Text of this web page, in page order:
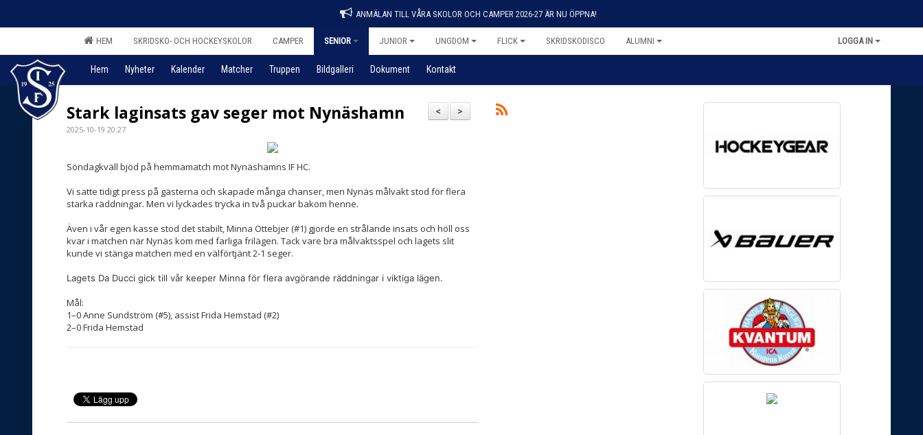
ANMÄLAN TILL VÅRA SKOLOR OCH CAMPER 2026-27 ÄR NU ÖPPNA!
HEM SKRIDSKO- OCH HOCKEYSKOLOR CAMPER SENIOR JUNIOR UNGDOM FLICK SKRIDSKODISCO ALUMNI LOGGA IN
Hem Nyheter Kalender Matcher Truppen Bildgalleri Dokument Kontakt
>
<
Stark laginsats gav seger mot Nynäshamn
2025-10-19 20:27
Söndagkväll bjöd på hemmamatch mot Nynäshamns IF HC.
Vi satte tidigt press på gästerna och skapade många chanser, men Nynäs målvakt stod för flera
starka räddningar. Men vi lyckades trycka in två puckar bakom henne.
Även i vår egen kasse stod det stabilt, Minna Ottebjer (#1) gjorde en strålande insats och höll oss
kvar i matchen när Nynäs kom med farliga frilägen. Tack vare bra målvaktsspel och lagets slit
kunde vi stänga matchen med en välförtjänt 2-1 seger.
Lagets Da Ducci gick till vår keeper Minna för flera avgörande räddningar i viktiga lägen.
Mål:
1–0 Anne Sundström (#5), assist Frida Hemstad (#2)
2–0 Frida Hemstad